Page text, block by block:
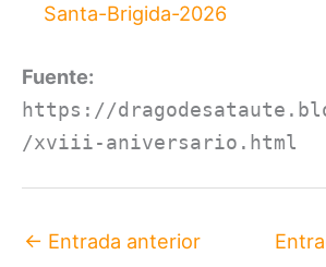
Santa-Brigida-2026
Fuente:
https://
/xviii-aniversario.html
← Entrada anterior